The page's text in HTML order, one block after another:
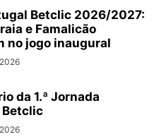
Betclic 2026/2027:
e Famalicão
no jogo inaugural
da 1.ª Jornada
Betclic